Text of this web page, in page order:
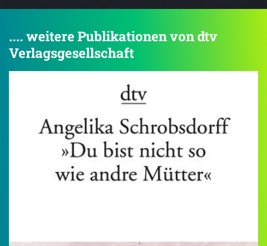
.... weitere Publikationen von dtv
Verlagsgesellschaft